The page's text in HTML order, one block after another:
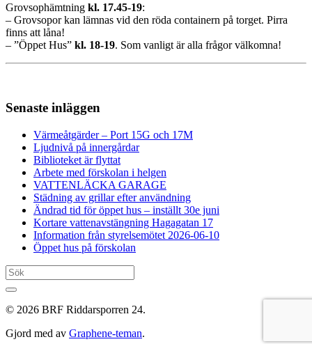
Grovsophämtning kl. 17.45-19:
– Grovsopor kan lämnas vid den röda containern på torget. Pirra
finns att låna!
– ”Öppet Hus” kl. 18-19. Som vanligt är alla frågor välkomna!
Senaste inläggen
Värmeåtgärder – Port 15G och 17M
Ljudnivå på innergårdar
Biblioteket är flyttat
Arbete med förskolan i helgen
VATTENLÄCKA GARAGE
Städning av grillar efter användning
Ändrad tid för öppet hus – inställt 30e juni
Kortare vattenavstängning Hagagatan 17
Information från styrelsemötet 2026-06-10
Öppet hus på förskolan
© 2026 BRF Riddarsporren 24.
Gjord med av Graphene-teman.